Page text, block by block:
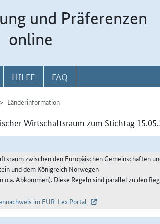
und Präferenzen
online
HILFE FAQ
Länderinformation
Wirtschaftsraum zum Stichtag
zwischen den Europäischen Gemeinschaften
und dem Königreich Norwegen
Abkommen). Diese Regeln sind parallel zu den
im EUR-Lex Portal